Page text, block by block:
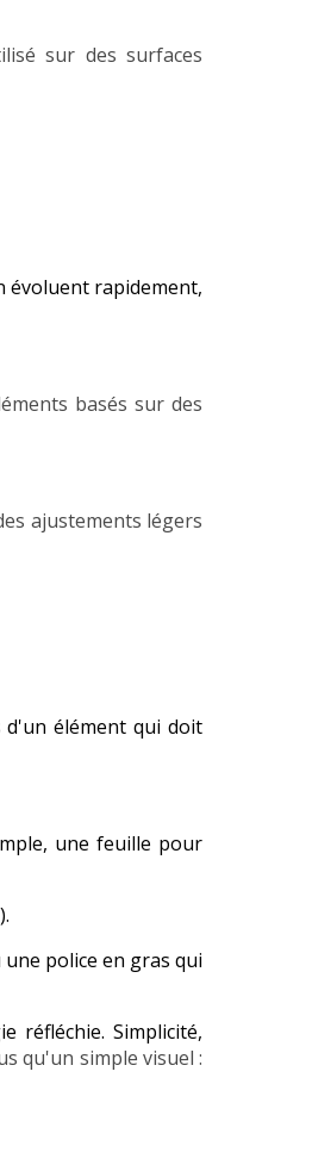
sur des surfaces
évoluent rapidement,
basés sur des
ajustements légers
d'un élément qui doit
une feuille pour
police en gras qui
réfléchie. Simplicité,
qu'un simple visuel :